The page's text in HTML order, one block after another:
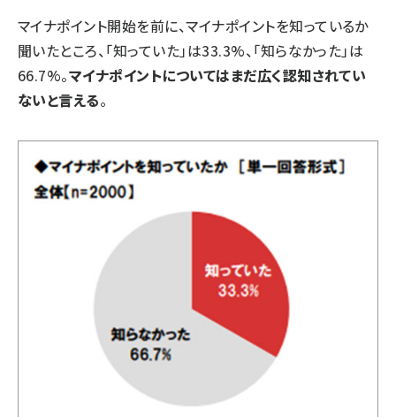
マイナポイント開始を前に、マイナポイントを知っているか
聞いたところ、「知っていた」は33.3%、「知らなかった」は
66.7%。マイナポイントについてはまだ広く認知されてい
ないと言える。